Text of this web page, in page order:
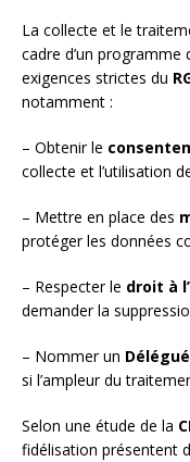
La collecte et le
cadre d’un
exigences strictes du
notamment :
– Obtenir le
collecte et l’utilisation
– Mettre en place des
protéger les données
– Respecter le droit à
demander la
– Nommer un
si l’ampleur du
Selon une étude de la
fidélisation présentent